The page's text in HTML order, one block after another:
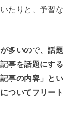
たりと、予習な
多いので、話題
事を話題にする
事の内容」とい
ついてフリート